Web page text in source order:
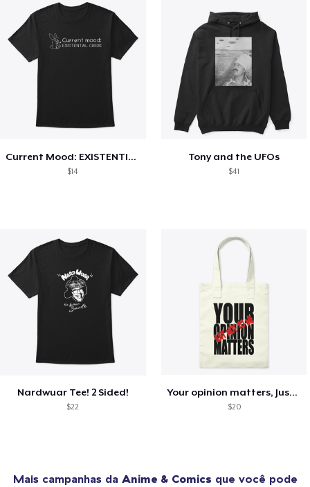
Current Mood: EXISTENTIAL CRISIS
$14
Tony and the UFOs
$41
Nardwuar Tee! 2 Sided!
$22
Your opinion matters, Just not to me!
$20
Mais campanhas da Anime & Comics que você pode